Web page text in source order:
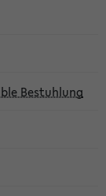
Bestuhlung